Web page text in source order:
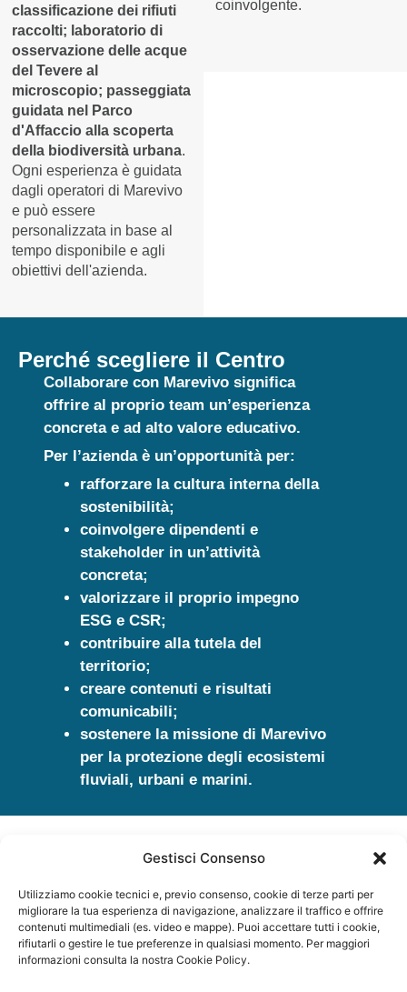
Gestisci Consenso
Utilizziamo cookie tecnici e, previo consenso, cookie di terze parti per
migliorare la tua esperienza di navigazione, analizzare il traffico e offrire
contenuti multimediali (es. video e mappe). Puoi accettare tutti i cookie,
rifiutarli o gestire le tue preferenze in qualsiasi momento. Per maggiori
informazioni consulta la nostra Cookie Policy.
classificazione dei rifiuti
raccolti; laboratorio di
osservazione delle acque
del Tevere al
microscopio; passeggiata
guidata nel Parco
d'Affaccio alla scoperta
della biodiversità urbana.
Ogni esperienza è guidata
dagli operatori di Marevivo
e può essere
personalizzata in base al
tempo disponibile e agli
obiettivi dell'azienda.
coinvolgente.
Perché scegliere il Centro
Collaborare con Marevivo significa
offrire al proprio team un’esperienza
concreta e ad alto valore educativo.
Per l’azienda è un’opportunità per:
rafforzare la cultura interna della
sostenibilità;
coinvolgere dipendenti e
stakeholder in un’attività
concreta;
valorizzare il proprio impegno
ESG e CSR;
contribuire alla tutela del
territorio;
creare contenuti e risultati
comunicabili;
sostenere la missione di Marevivo
per la protezione degli ecosistemi
fluviali, urbani e marini.
Altre idee per la tua azienda
diversa?
Possiamo progettare insieme
format personalizzati.